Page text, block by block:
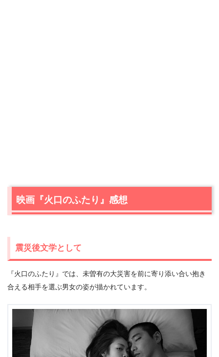
映画『火口のふたり』感想
震災後文学として
『火口のふたり』では、未曽有の大災害を前に寄り添い合い抱き
合える相手を選ぶ男女の姿が描かれています。